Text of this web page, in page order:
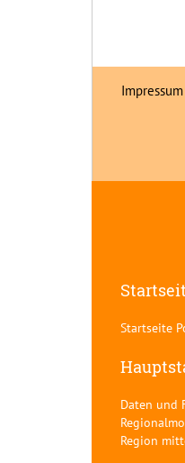
Impressum
Startseite
Daten und
Region